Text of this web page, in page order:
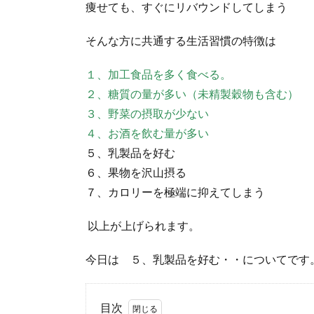
痩せても、すぐにリバウンドしてしまう
そんな方に共通する生活習慣の特徴は
１、加工食品を多く食べる。
２、糖質の量が多い（未精製穀物も含む）
３、野菜の摂取が少ない
４、お酒を飲む量が多い
５、乳製品を好む
６、果物を沢山摂る
７、カロリーを極端に抑えてしまう
以上が上げられます。
今日は ５、乳製品を好む・・についてです
目次